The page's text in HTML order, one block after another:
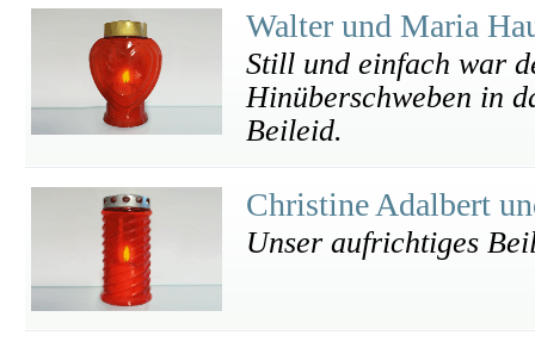
Walter und Maria
Still und einfach war
Hinüberschweben in
Beileid.
Christine Adalbert
Unser aufrichtiges